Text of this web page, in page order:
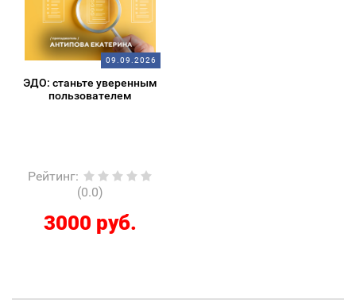
09.09.2026
ЭДО: станьте уверенным
пользователем
Рейтинг:
(0.0)
3000 руб.